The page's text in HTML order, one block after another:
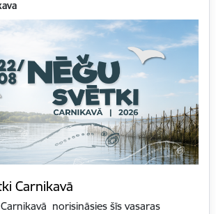
Carnikavā
norisināsies šīs vasaras